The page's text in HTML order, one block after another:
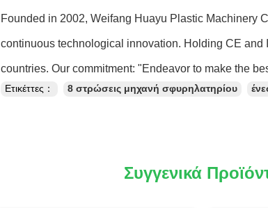
Founded in 2002, Weifang Huayu Plastic Machinery
continuous technological innovation. Holding CE
countries. Our commitment: "Endeavor to make the
Ετικέττες： 8 στρώσεις μηχανή σφυρηλατηρίου
Συγγενικά